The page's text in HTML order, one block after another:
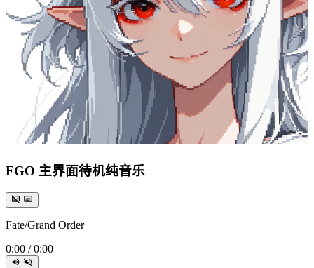
FGO 主界面待机纯音乐
Fate/Grand Order
0:00 / 0:00